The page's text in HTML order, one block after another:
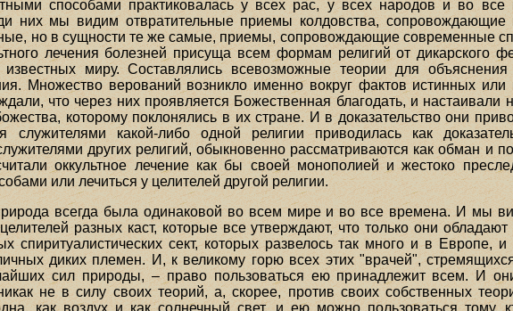
способами практиковалась у всех рас, у всех народов и во
них мы видим отвратительные приемы колдовства,
но в сущности те же самые, приемы, сопровождающие современные
лечения болезней присуща всем формам религий от дикарского
миру. Составлялись всевозможные теории для объяснения
Множество верований возникло именно вокруг фактов истинных
что через них проявляется Божественная благодать, и
которому поклонялись в их стране. И в доказательство они
служителями какой-либо одной религии приводилась как
других религий, обыкновенно рассматриваются как обман и
оккультное лечение как бы своей монополией и жестоко
или лечиться у целителей другой религии.
всегда была одинаковой во всем мире и во все времена. И мы
разных каст, которые все утверждают, что только они
спиритуалистических сект, которых развелось так много и в
диких племен. И, к великому горю всех этих "врачей",
сил природы, – право пользоваться ею принадлежит всем. И
не в силу своих теорий, а, скорее, против своих собственных
как воздух и как солнечный свет, и ею можно пользоваться